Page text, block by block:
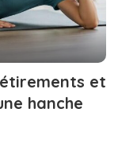
et
hanche